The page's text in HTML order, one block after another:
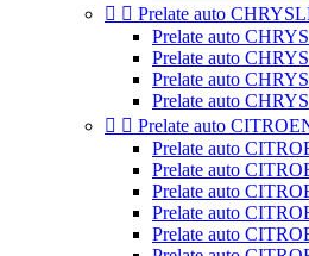
  Prelate auto
Prelate auto
Prelate auto
Prelate auto
Prelate auto
  Prelate auto
Prelate auto
Prelate auto
Prelate auto
Prelate auto
Prelate auto